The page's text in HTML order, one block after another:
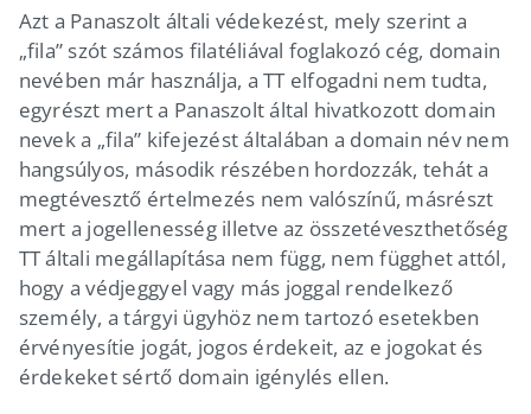
Azt a Panaszolt általi védekezést, mely szerint a
„fila” szót számos filatéliával foglakozó cég, domain
nevében már használja, a TT elfogadni nem tudta,
egyrészt mert a Panaszolt által hivatkozott domain
nevek a „fila” kifejezést általában a domain név nem
hangsúlyos, második részében hordozzák, tehát a
megtévesztő értelmezés nem valószínű, másrészt
mert a jogellenesség illetve az összetéveszthetőség
TT általi megállapítása nem függ, nem függhet attól,
hogy a védjeggyel vagy más joggal rendelkező
személy, a tárgyi ügyhöz nem tartozó esetekben
érvényesítie jogát, jogos érdekeit, az e jogokat és
érdekeket sértő domain igénylés ellen.